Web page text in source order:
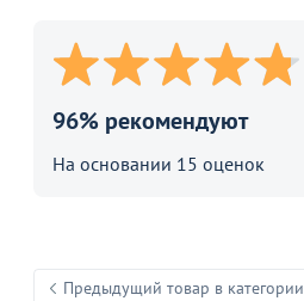
96% рекомендуют
На основании 15 оценок
Предыдущий товар в категории